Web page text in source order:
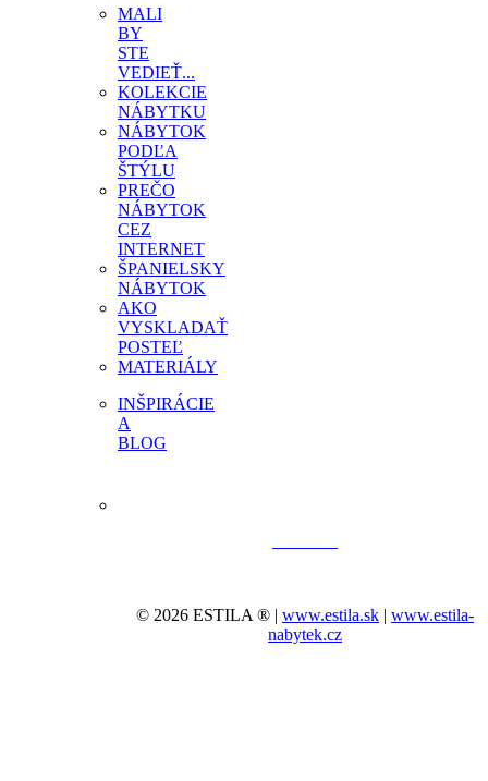
MALI
BY
STE
VEDIEŤ...
KOLEKCIE
NÁBYTKU
NÁBYTOK
PODĽA
ŠTÝLU
PREČO
NÁBYTOK
CEZ
INTERNET
ŠPANIELSKY
NÁBYTOK
AKO
VYSKLADAŤ
POSTEĽ
MATERIÁLY
INŠPIRÁCIE
A
BLOG
© 2026 ESTILA ® |www.estila.sk |www.estila-
nabytek.cz